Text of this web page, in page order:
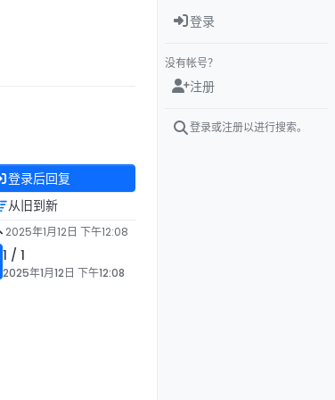
登录后回复
从旧到新
2025年1月12日 下午12:08
1 / 1
2025年1月12日 下午12:08
登录
没有帐号？
注册
登录或注册以进行搜索。